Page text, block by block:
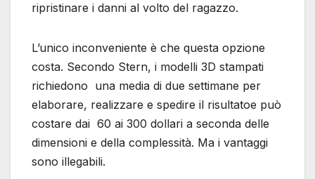
ripristinare i danni al volto del ragazzo.
L’unico inconveniente è che questa opzione
costa. Secondo Stern, i modelli 3D stampati
richiedono una media di due settimane per
elaborare, realizzare e spedire il risultatoe può
costare dai 60 ai 300 dollari a seconda delle
dimensioni e della complessità. Ma i vantaggi
sono illegabili.